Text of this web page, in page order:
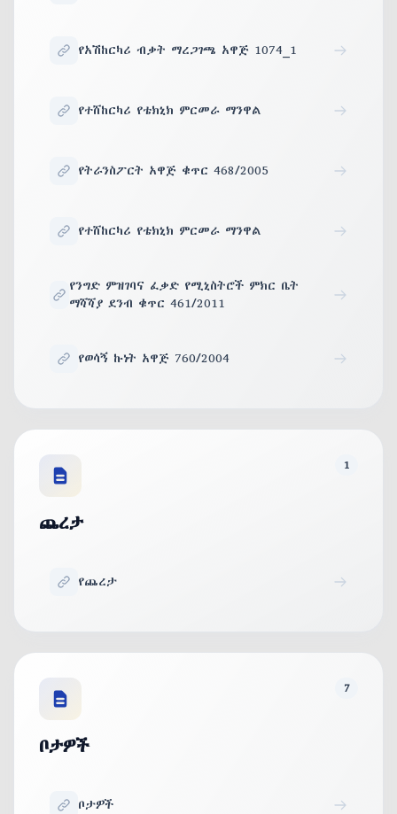
የአሽከርካሪ ብቃት ማረጋገጫ አዋጅ 1074_1
የተሸከርካሪ የቴክኒክ ምርመራ ማንዋል
የትራንስፖርት አዋጅ ቁጥር 468/2005
የተሸከርካሪ የቴክኒክ ምርመራ ማንዋል
የንግድ ምዝገባና ፈቃድ የሚኒስትሮች ምክር ቤት
ማሻሻያ ደንብ ቁጥር 461/2011
የወሳኝ ኩነት አዋጅ 760/2004
1
ጨረታ
የጨረታ
7
ቦታዎች
ቦታዎች